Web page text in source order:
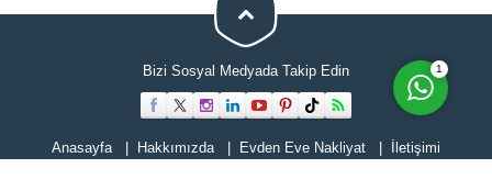
Bizi Sosyal Medyada Takip Edin
Anasayfa Hakkımızda Evden Eve Nakliyat İletişimi
1